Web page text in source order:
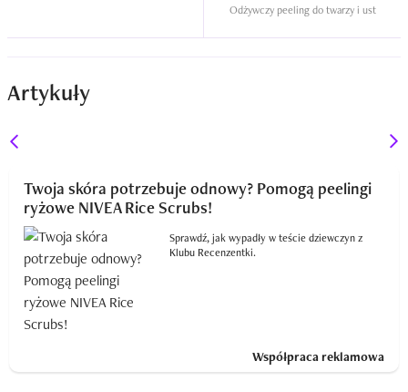
Odżywczy peeling do twarzy i ust
Artykuły
Twoja skóra potrzebuje odnowy? Pomogą peelingi
ryżowe NIVEA Rice Scrubs!
Sprawdź, jak wypadły w teście dziewczyn z
Klubu Recenzentki.
Współpraca reklamowa